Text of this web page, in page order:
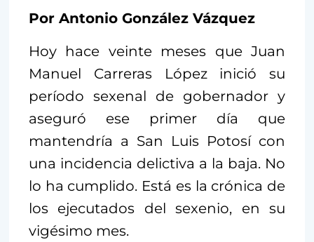
Por Antonio González Vázquez
Hoy hace veinte meses que Juan
Manuel Carreras López inició su
período sexenal de gobernador y
aseguró ese primer día que
mantendría a San Luis Potosí con
una incidencia delictiva a la baja. No
lo ha cumplido. Está es la crónica de
los ejecutados del sexenio, en su
vigésimo mes.